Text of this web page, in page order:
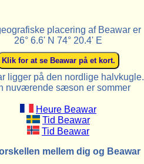
placering af Beawar er
26° 6.6' N 74° 20.4' E
ligger på den nordlige halvkugle.
nuværende sæson er sommer
Heure Beawar
Tid Beawar
Tid Beawar
mellem dig og Beawar